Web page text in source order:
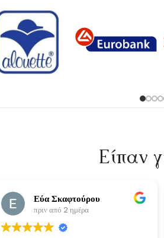
Είπαν
Εύα Σκαφτούρου
πριν από 2 ημέρα